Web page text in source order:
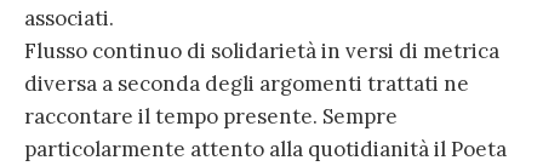
associati.
Flusso continuo di solidarietà in versi di metrica
diversa a seconda degli argomenti trattati ne
raccontare il tempo presente. Sempre
particolarmente attento alla quotidianità il Poeta